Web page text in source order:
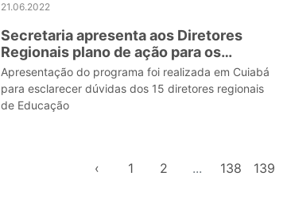
21.06.2022
Secretaria apresenta aos Diretores
Regionais plano de ação para os
próximos 10 anos da Educação
Apresentação do programa foi realizada em Cuiabá
para esclarecer dúvidas dos 15 diretores regionais
de Educação
‹ 1 2 ... 138 139